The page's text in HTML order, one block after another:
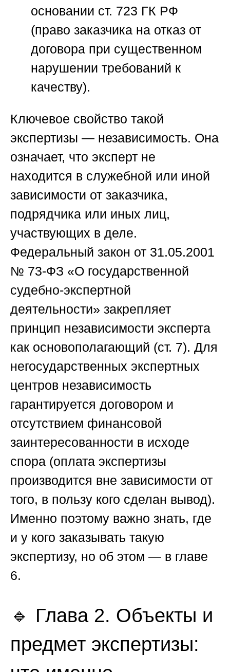
основании ст. 723 ГК РФ
(право заказчика на отказ от
договора при существенном
нарушении требований к
качеству).
Ключевое свойство такой
экспертизы — независимость. Она
означает, что эксперт не
находится в служебной или иной
зависимости от заказчика,
подрядчика или иных лиц,
участвующих в деле.
Федеральный закон от 31.05.2001
№ 73-ФЗ «О государственной
судебно-экспертной
деятельности» закрепляет
принцип независимости эксперта
как основополагающий (ст. 7). Для
негосударственных экспертных
центров независимость
гарантируется договором и
отсутствием финансовой
заинтересованности в исходе
спора (оплата экспертизы
производится вне зависимости от
того, в пользу кого сделан вывод).
Именно поэтому важно знать, где
и у кого заказывать такую
экспертизу, но об этом — в главе
6.
🔹 Глава 2. Объекты и
предмет экспертизы: